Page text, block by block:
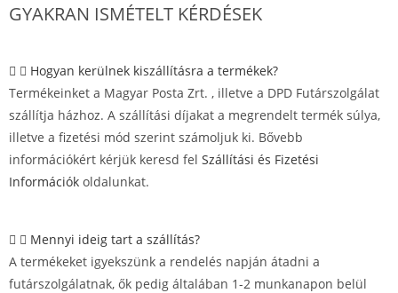
GYAKRAN ISMÉTELT KÉRDÉSEK
Hogyan kerülnek kiszállításra a termékek?
Termékeinket a Magyar Posta Zrt. , illetve a DPD Futárszolgálat
szállítja házhoz. A szállítási díjakat a megrendelt termék súlya,
illetve a fizetési mód szerint számoljuk ki. Bővebb
információkért kérjük keresd fel Szállítási és Fizetési
Információk oldalunkat.
Mennyi ideig tart a szállítás?
A termékeket igyekszünk a rendelés napján átadni a
futárszolgálatnak, ők pedig általában 1-2 munkanapon belül